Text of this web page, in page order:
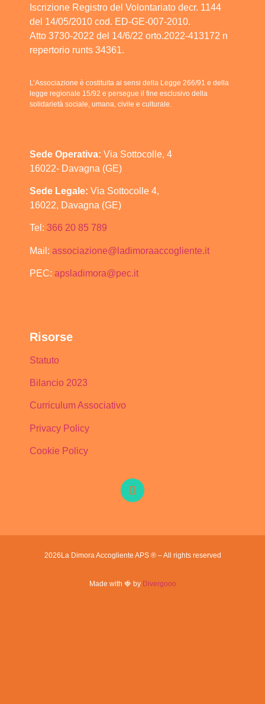
Iscrizione Registro del Volontariato decr. 1144
del 14/05/2010 cod. ED-GE-007-2010.
Atto 3730-2022 del 14/6/22 orto.2022-413172 n
repertorio runts 34361.
L’Associazione è costituita ai sensi della Legge 266/91 e della
legge regionale 15/92 e persegue il fine esclusivo della
solidarietà sociale, umana, civile e culturale.
Sede Operativa: Via Sottocolle, 4
16022- Davagna (GE)
Sede Legale: Via Sottocolle 4,
16022, Davagna (GE)
Tel: 366 20 85 789
Mail: associazione@ladimoraaccogliente.it
PEC: apsladimora@pec.it
Risorse
Statuto
Bilancio 2023
Curriculum Associativo
Privacy Policy
Cookie Policy
2026 La Dimora Accogliente APS ® – All rights reserved
Made with 🍓 by Divergooo